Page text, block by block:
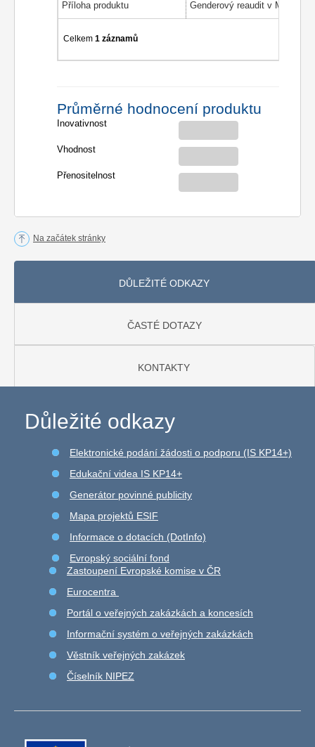
Příloha produktu
Celkem1 záznamů
Průměrné hodnocení produktu
Inovativnost
Vhodnost
Přenositelnost
Na začátek stránky
DŮLEŽITÉ ODKAZY
ČASTÉ DOTAZY
KONTAKTY
Důležité odkazy
Elektronické podání žádosti o podporu (IS KP14+)
Edukační videa IS KP14+
Generátor povinné publicity
Mapa projektů ESIF
Informace o dotacích (DotInfo)
Evropský sociální fond
Zastoupení Evropské komise v ČR
Eurocentra
Portál o veřejných zakázkách a koncesích
Informační systém o veřejných zakázkách
Věstník veřejných zakázek
Číselník NIPEZ